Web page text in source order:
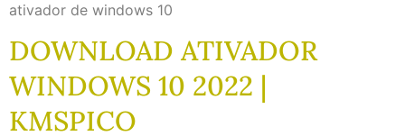
ativador de windows 10
DOWNLOAD ATIVADOR
WINDOWS 10 2022 |
KMSPICO